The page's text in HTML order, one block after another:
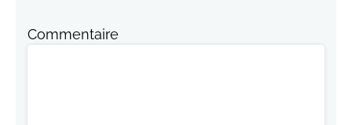
Commentaire